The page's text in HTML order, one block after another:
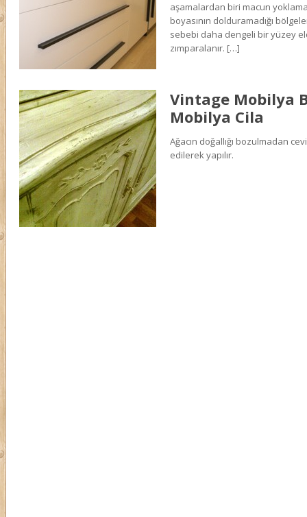
aşamalardan biri macun
boyasının dolduramadığı
sebebi daha dengeli bir yüzey
zımparalanır. […]
Vintage Mobilya
Mobilya Cila
Ağacın doğallığı bozulmadan
edilerek yapılır.